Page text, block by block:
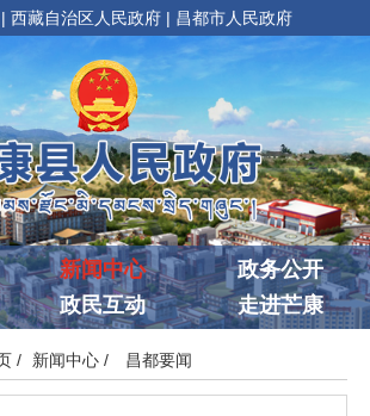
| 西藏自治区人民政府 | 昌都市人民政府
新闻中心
政务公开
政民互动 走进芒康
/ 新闻中心/ 昌都要闻